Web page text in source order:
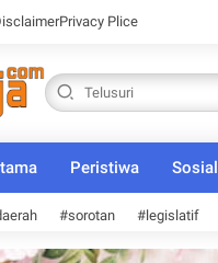
Privacy Plice
Peristiwa Sosial
#sorotan #legislatif